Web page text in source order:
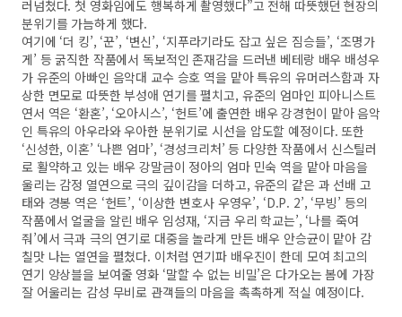
러넘쳤다. 첫 영화임에도 행복하게 촬영했다”고 전해 따뜻했던 현장의
분위기를 가늠하게 했다.
여기에 ‘더 킹’, ‘꾼’, ‘변신’, ‘지푸라기라도 잡고 싶은 짐승들’, ‘조명가
게’ 등 굵직한 작품에서 독보적인 존재감을 드러낸 베테랑 배우 배성우
가 유준의 아빠인 음악대 교수 승호 역을 맡아 특유의 유머러스함과 자
상한 면모로 따뜻한 부성애 연기를 펼치고, 유준의 엄마인 피아니스트
연서 역은 ‘환혼’, ‘오아시스’, ‘헌트’에 출연한 배우 강경헌이 맡아 음악
인 특유의 아우라와 우아한 분위기로 시선을 압도할 예정이다. 또한
‘신성한, 이혼’ ‘나쁜 엄마’, ‘경성크리처’ 등 다양한 작품에서 신스틸러
로 활약하고 있는 배우 강말금이 정아의 엄마 민숙 역을 맡아 마음을
울리는 감정 열연으로 극의 깊이감을 더하고, 유준의 같은 과 선배 고
태와 경봉 역은 ‘헌트’, ‘이상한 변호사 우영우’, ‘D.P. 2’, ‘무빙’ 등의
작품에서 얼굴을 알린 배우 임성재, ‘지금 우리 학교는’, ‘나를 죽여
줘’에서 극과 극의 연기로 대중을 놀라게 만든 배우 안승균이 맡아 감
칠맛 나는 열연을 펼쳤다. 이처럼 연기파 배우진이 한데 모여 최고의
연기 앙상블을 보여줄 영화 ‘말할 수 없는 비밀’은 다가오는 봄에 가장
잘 어울리는 감성 무비로 관객들의 마음을 촉촉하게 적실 예정이다.